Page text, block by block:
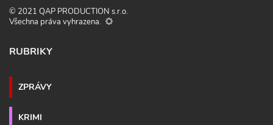
© 2021 QAP PRODUCTION s.r.o.
Všechna práva vyhrazena.
RUBRIKY
ZPRÁVY
KRIMI